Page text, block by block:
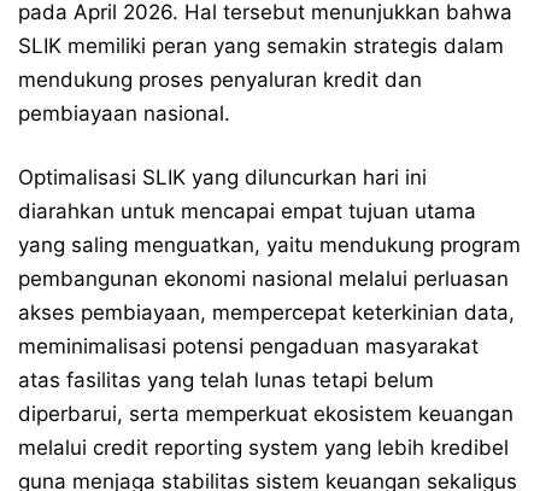
pada April 2026. Hal tersebut menunjukkan bahwa
SLIK memiliki peran yang semakin strategis dalam
mendukung proses penyaluran kredit dan
pembiayaan nasional.
Optimalisasi SLIK yang diluncurkan hari ini
diarahkan untuk mencapai empat tujuan utama
yang saling menguatkan, yaitu mendukung program
pembangunan ekonomi nasional melalui perluasan
akses pembiayaan, mempercepat keterkinian data,
meminimalisasi potensi pengaduan masyarakat
atas fasilitas yang telah lunas tetapi belum
diperbarui, serta memperkuat ekosistem keuangan
melalui credit reporting system yang lebih kredibel
guna menjaga stabilitas sistem keuangan sekaligus